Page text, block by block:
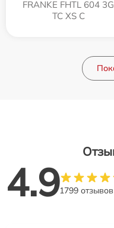
FRANKE FHTL 604 3G
TC XS C
4.91799 отзывов